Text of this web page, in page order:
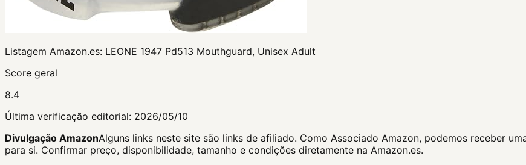
Listagem Amazon.es: LEONE 1947 Pd513 Mouthguard, Unisex Adult
Score geral
8.4
Última verificação editorial: 2026/05/10
Divulgação AmazonAlguns links neste site são links de afiliado. Como Associado Amazon, podemos receber
para si. Confirmar preço, disponibilidade, tamanho e condições diretamente na Amazon.es.